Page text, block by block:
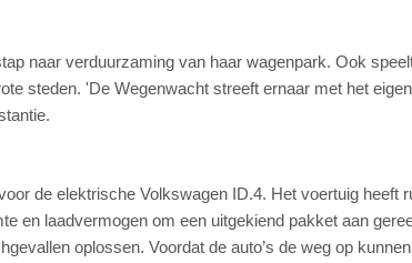
naar verduurzaming van haar wagenpark. Ook
steden. 'De Wegenwacht streeft ernaar met het
de elektrische Volkswagen ID.4. Het voertuig heeft
en laadvermogen om een uitgekiend pakket aan
oplossen. Voordat de auto’s de weg op